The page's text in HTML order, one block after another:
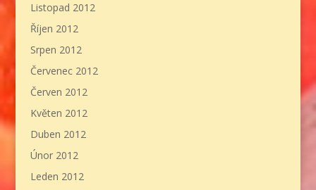
Listopad 2012
Říjen 2012
Srpen 2012
Červenec 2012
Červen 2012
Květen 2012
Duben 2012
Únor 2012
Leden 2012